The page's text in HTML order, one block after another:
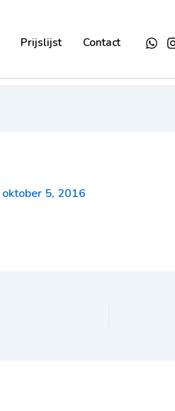
Prijslijst Contact
oktober 5, 2016